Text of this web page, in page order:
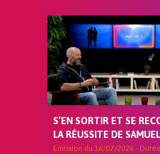
S’EN SORTIR ET SE
LA RÉUSSITE DE
Emission du 16/07/2026 - Durée